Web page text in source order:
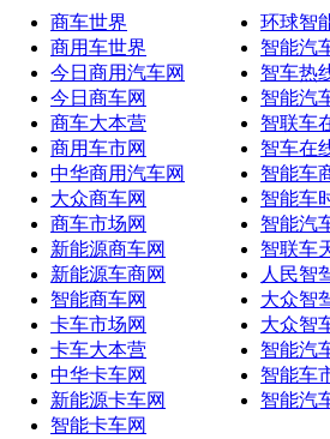
商车世界
商用车世界
今日商用汽车网
今日商车网
商车大本营
商用车市网
中华商用汽车网
大众商车网
商车市场网
新能源商车网
新能源车商网
智能商车网
卡车市场网
卡车大本营
中华卡车网
新能源卡车网
智能卡车网
环球智
智能汽
智车热
智能汽
智联车
智车在
智能车
智能车
智能汽
智联车
人民智
大众智
大众智
智能汽
智能车
智能汽